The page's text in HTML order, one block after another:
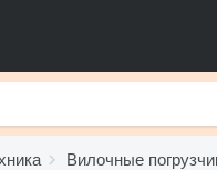
Вилочные